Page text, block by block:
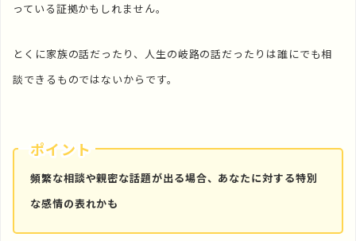
っている証拠かもしれません。
とくに家族の話だったり、人生の岐路の話だったりは誰にでも相
談できるものではないからです。
ポイント
頻繁な相談や親密な話題が出る場合、あなたに対する特別
な感情の表れかも